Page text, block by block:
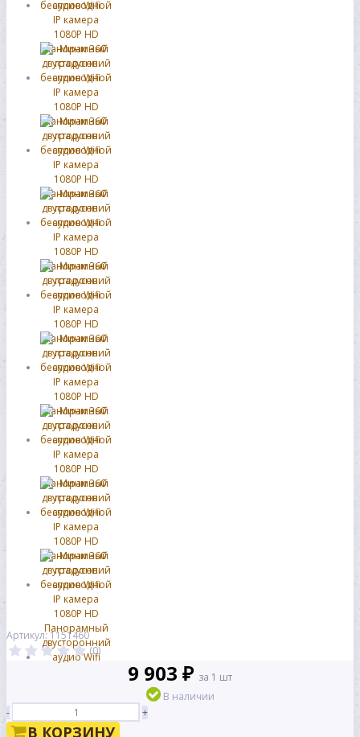
Артикул: 1151460
(0)
9 903 ₽ за 1 шт
В наличии
-
+
В КОРЗИНУ